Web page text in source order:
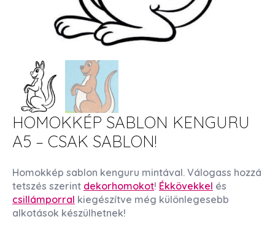
HOMOKKÉP SABLON KENGURU
A5 – CSAK SABLON!
Homokkép sablon kenguru mintával. Válogass hozzá
tetszés szerint dekorhomokot! Ékkövekkel és
csillámporral kiegészítve még különlegesebb
alkotások készülhetnek!